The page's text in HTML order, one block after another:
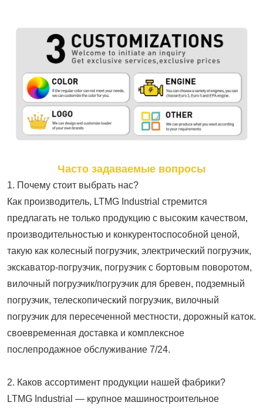
Часто задаваемые вопросы
1. Почему стоит выбрать нас?
Как производитель, LTMG Industrial стремится
предлагать не только продукцию с высоким качеством,
производительностью и конкурентоспособной ценой,
такую как колесный погрузчик, электрический погрузчик,
экскаватор-погрузчик, погрузчик с бортовым поворотом,
вилочный погрузчик/погрузчик для бревен, подземный
погрузчик, телескопический погрузчик, вилочный
погрузчик для пересеченной местности, дорожный каток.
своевременная доставка и комплексное
послепродажное обслуживание 7/24.
2. Каков ассортимент продукции нашей фабрики?
LTMG Industrial — крупное машиностроительное